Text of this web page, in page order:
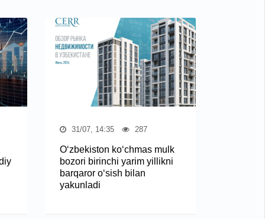
31/07, 14:35 287
O‘zbekiston ko‘chmas mulk
bozori birinchi yarim yillikni
barqaror o‘sish bilan
yakunladi